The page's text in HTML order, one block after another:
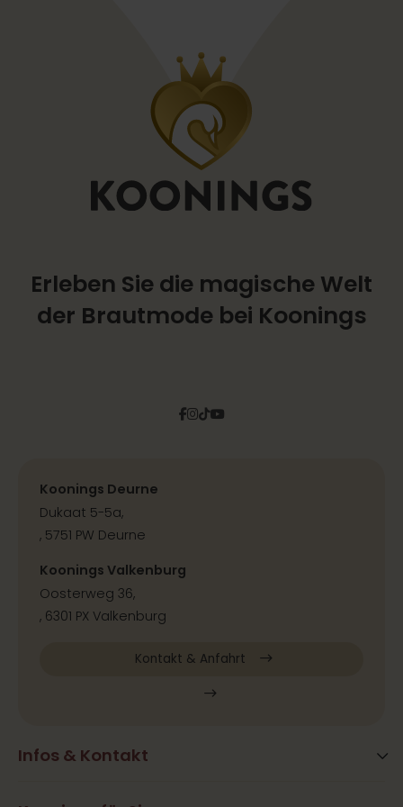
Erleben Sie die magische Welt
der Brautmode bei Koonings
Facebook
Instagram
TiktokPinterest
YouTube
Infos & Kontakt
Koonings Deurne
Dukaat 5-5a,
, 5751 PW Deurne
Koonings Valkenburg
Oosterweg 36,
, 6301 PX Valkenburg
Kontakt & Anfahrt